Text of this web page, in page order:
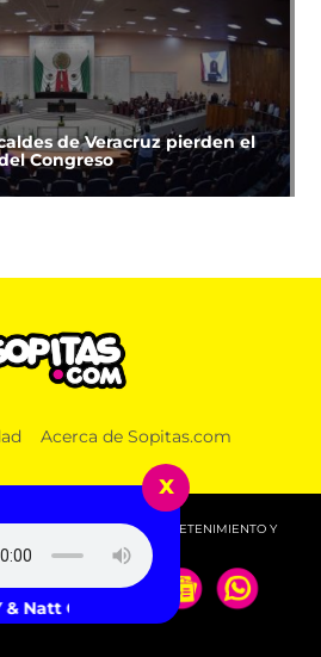
de Veracruz pierden el
Congreso
Acerca de Sopitas.com
NOTICIAS, DEPORTES, ENTRETENIMIENTO Y
x
Natt Calma - karma